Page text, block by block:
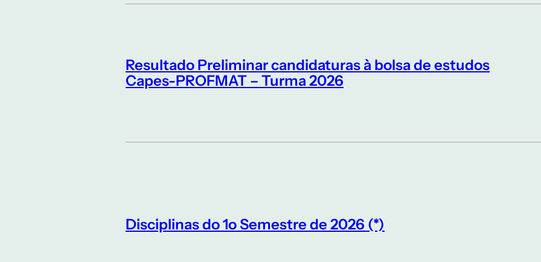
Resultado Preliminar candidaturas à bolsa de estudos
Capes-PROFMAT – Turma 2026
Disciplinas do 1o Semestre de 2026 (*)